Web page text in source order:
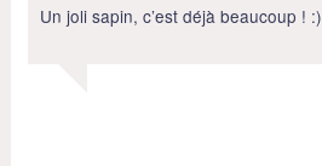
Un joli sapin, c’est déjà beaucoup ! :)